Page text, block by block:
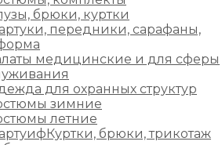
брюки, куртки
передники, сарафаны,
медицинские и для сферы
для охранных структур
зимние
летние
брюки, трикотаж